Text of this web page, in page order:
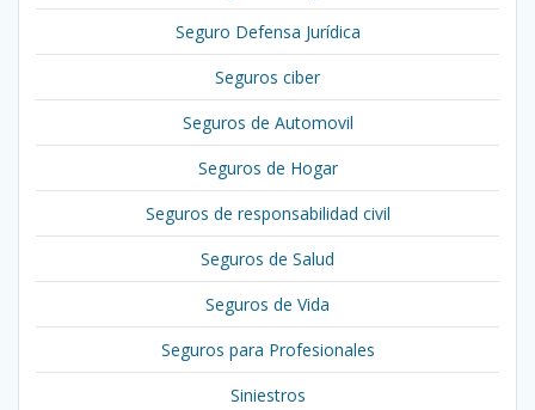
Seguro Defensa Jurídica
Seguros ciber
Seguros de Automovil
Seguros de Hogar
Seguros de responsabilidad civil
Seguros de Salud
Seguros de Vida
Seguros para Profesionales
Siniestros